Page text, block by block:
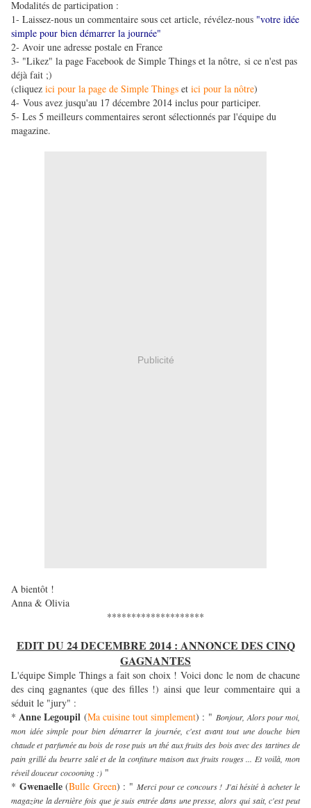
Modalités de participation :
1- Laissez-nous un commentaire sous cet article, révélez-nous "votre idée
simple pour bien démarrer la journée"
2- Avoir une adresse postale en France
3- "Likez" la page Facebook de Simple Things et la nôtre, si ce n'est pas
déjà fait ;)
(cliquez ici pour la page de Simple Things et ici pour la nôtre)
4- Vous avez jusqu'au 17 décembre 2014 inclus pour participer.
5- Les 5 meilleurs commentaires seront sélectionnés par l'équipe du
magazine.
Publicité
A bientôt !
Anna & Olivia
********************
EDIT DU 24 DECEMBRE 2014 : ANNONCE DES CINQ
GAGNANTES
L'équipe Simple Things a fait son choix ! Voici donc le nom de chacune
des cinq gagnantes (que des filles !) ainsi que leur commentaire qui a
séduit le "jury" :
*Anne Legoupil (Ma cuisine tout simplement) : " Bonjour, Alors pour moi,
mon idée simple pour bien démarrer la journée, c'est avant tout une douche bien
chaude et parfumée au bois de rose puis un thé aux fruits des bois avec des tartines de
pain grillé du beurre salé et de la confiture maison aux fruits rouges ... Et voilà, mon
réveil douceur cocooning :) "
* Gwenaelle(Bulle Green) : "Merci pour ce concours ! J'ai hésité à acheter le
magazine la dernière fois que je suis entrée dans une presse, alors qui sait, c'est peut